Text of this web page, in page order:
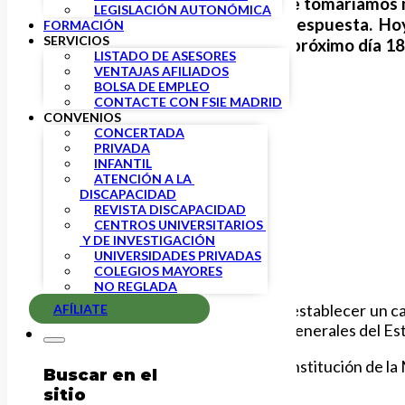
LEGISLACIÓN AUTONÓMICA
FORMACIÓN
SERVICIOS
LISTADO DE ASESORES
VENTAJAS AFILIADOS
BOLSA DE EMPLEO
CONTACTE CON FSIE MADRID
CONVENIOS
CONCERTADA
PRIVADA
INFANTIL
ATENCIÓN A LA
DISCAPACIDAD
REVISTA DISCAPACIDAD
CENTROS UNIVERSITARIOS
Y DE INVESTIGACIÓN
UNIVERSIDADES PRIVADAS
COLEGIOS MAYORES
NO REGLADA
AFÍLIATE
Buscar en el
sitio
comunicaros que ya tenemos respuesta.
Enseñanza Concertada. Será el próximo día
Como ya anunciamos, FSIE pedirá establecer un
la aplicación de los Presupuestos Generales del
Adjuntamos la convocatoria a la constitución de